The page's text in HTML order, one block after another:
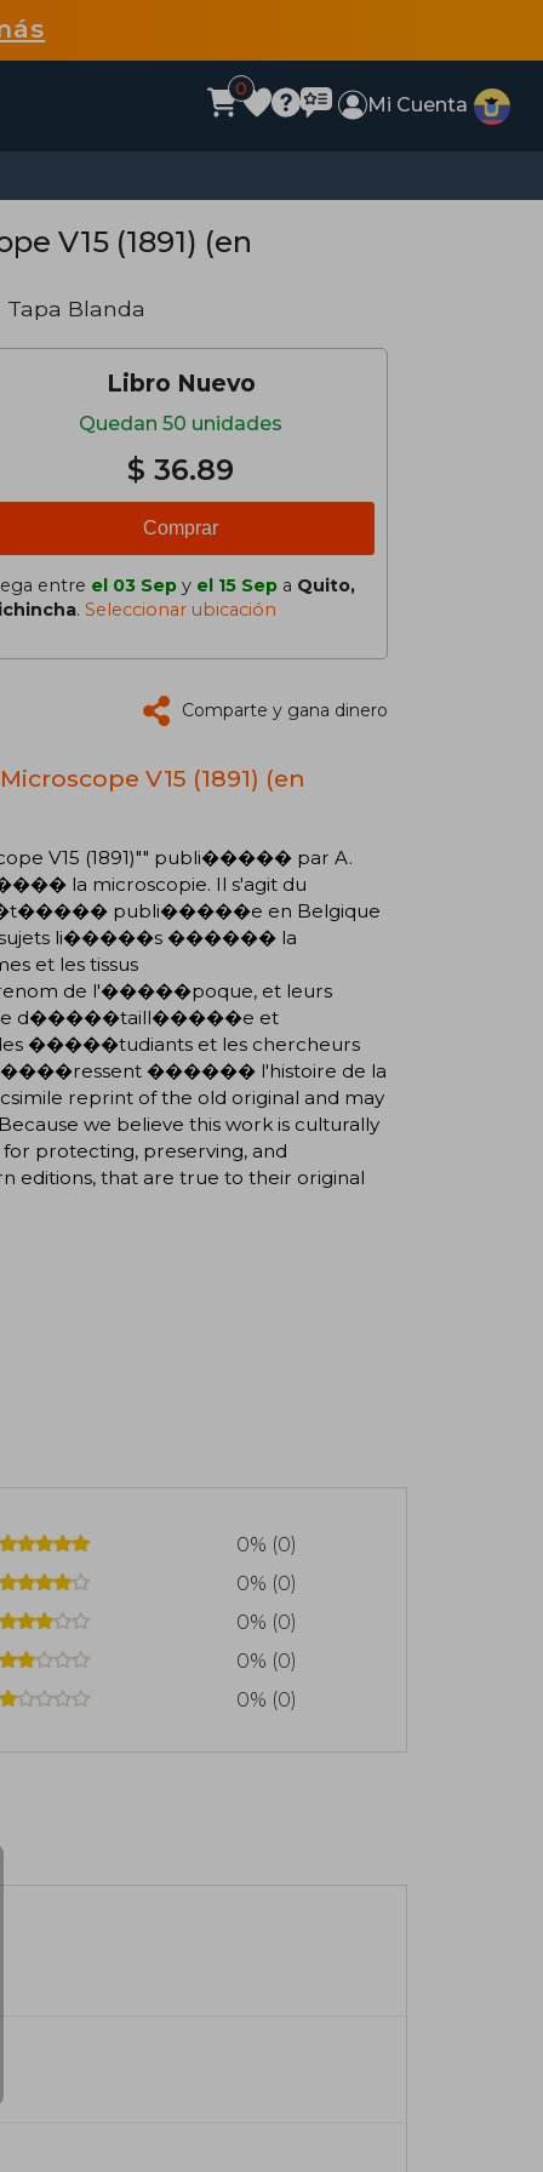
0
Mi Cuenta
V15 (1891) (en
· Tapa Blanda
Libro Nuevo
Quedan 50 unidades
$ 36.89
Comprar
entre el 03 Sep y el 15 Sep a Quito,
. Seleccionar ubicación
Comparte y gana dinero
V15 (1891) (en
V15 (1891)"" publi����� par A.
la microscopie. Il s'agit du
publi�����e en Belgique
sujets li�����s ������ la
et les tissus
de l'�����poque, et leurs
d�����taill�����e et
�����tudiants et les chercheurs
������ l'histoire de la
reprint of the old original and may
we believe this work is culturally
protecting, preserving, and
editions, that are true to their original
0% (0)
0% (0)
0% (0)
0% (0)
0% (0)